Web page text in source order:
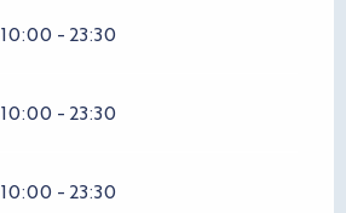
10:00 - 23:30
10:00 - 23:30
10:00 - 23:30